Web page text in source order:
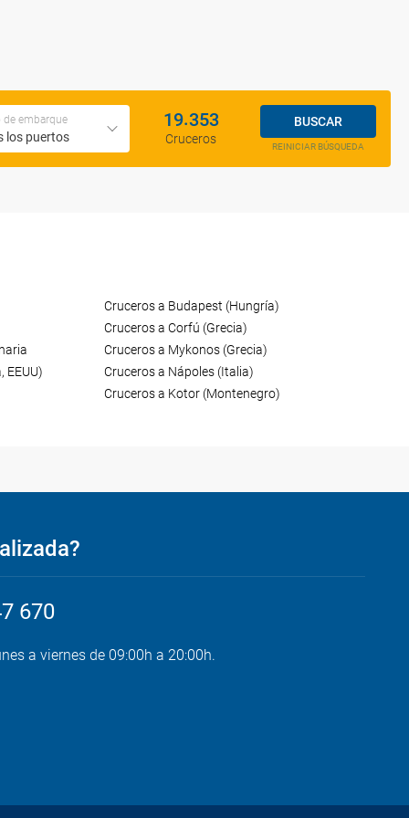
de embarque
los puertos
19.353
Cruceros
BUSCAR
REINICIAR BÚSQUEDA
EEUU)
Cruceros a Budapest (Hungría)
Cruceros a Corfú (Grecia)
Cruceros a Mykonos (Grecia)
Cruceros a Nápoles (Italia)
Cruceros a Kotor (Montenegro)
670
a viernes de 09:00h a 20:00h.